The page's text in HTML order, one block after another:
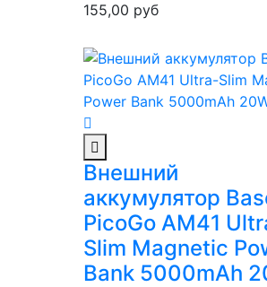
155,00 руб
Внешний
аккумулятор
PicoGo AM41
Slim Magnetic
Bank 5000mAh